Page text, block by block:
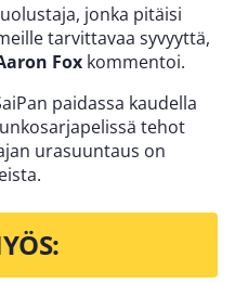
jonka pitäisi
tarvittavaa syvyyttä,
Fox kommentoi.
paidassa kaudella
tehot
urasuuntaus on